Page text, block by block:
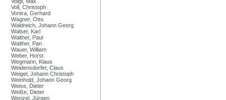
Voll, Christoph
Vontra, Gerhard
Wagner, Otto
Waldreich, Johann Georg
Walser, Karl
Walther, Paul
Walther, Pan
Wauer, William
Weber, Horst
Wegmann, Klaus
Weidensdorfer, Claus
Weigel, Johann Christoph
Weinhold, Johann Georg
Weise, Dieter
Weiße, Dieter
Wenzel, Jürgen